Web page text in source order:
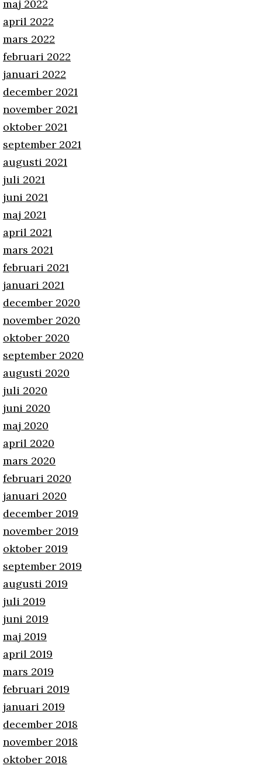
maj 2022
april 2022
mars 2022
februari 2022
januari 2022
december 2021
november 2021
oktober 2021
september 2021
augusti 2021
juli 2021
juni 2021
maj 2021
april 2021
mars 2021
februari 2021
januari 2021
december 2020
november 2020
oktober 2020
september 2020
augusti 2020
juli 2020
juni 2020
maj 2020
april 2020
mars 2020
februari 2020
januari 2020
december 2019
november 2019
oktober 2019
september 2019
augusti 2019
juli 2019
juni 2019
maj 2019
april 2019
mars 2019
februari 2019
januari 2019
december 2018
november 2018
oktober 2018